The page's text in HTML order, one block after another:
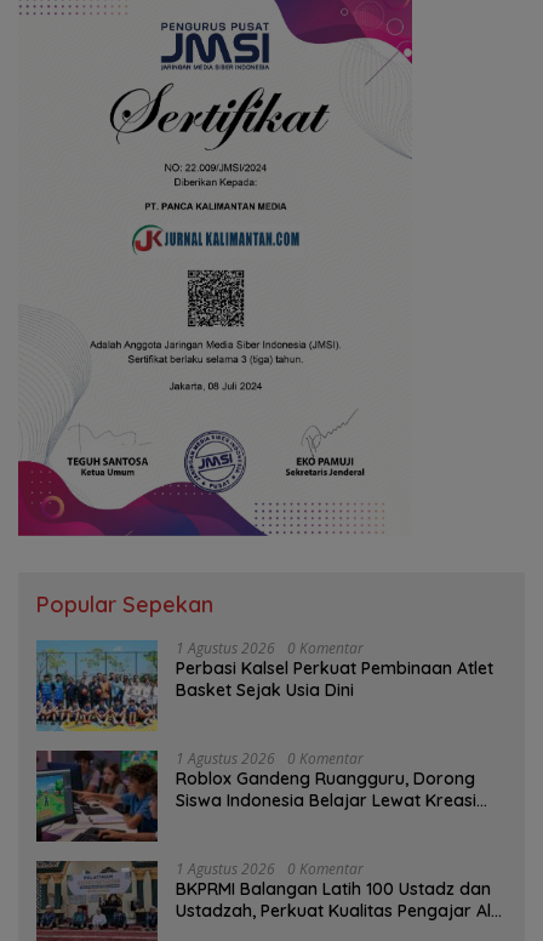
Popular Sepekan
1 Agustus 2026 0 Komentar
Perbasi Kalsel Perkuat Pembinaan Atlet
Basket Sejak Usia Dini
1 Agustus 2026 0 Komentar
Roblox Gandeng Ruangguru, Dorong
Siswa Indonesia Belajar Lewat Kreasi
1 Agustus 2026 0 Komentar
BKPRMI Balangan Latih 100 Ustadz dan
Ustadzah, Perkuat Kualitas Pengajar Al-